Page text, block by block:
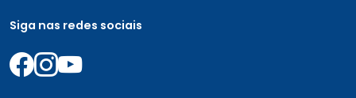
Siga nas redes sociais